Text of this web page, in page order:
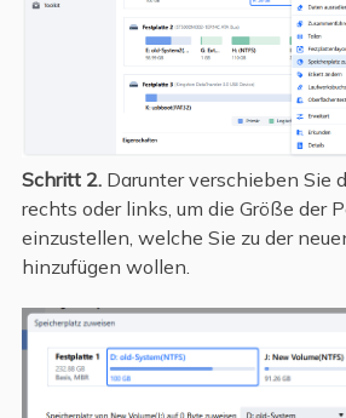
Schritt 2.Darunter verschieben Sie
rechts oder links, um die Größe der
einzustellen, welche Sie zu der
hinzufügen wollen.